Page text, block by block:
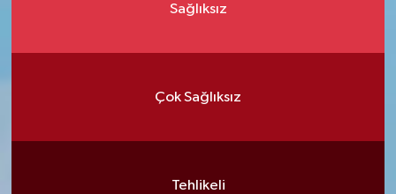
Sağlıksız
Çok Sağlıksız
Tehlikeli